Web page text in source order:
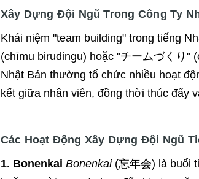
Xây Dựng Đội Ngũ Trong Công Ty
Khái niệm "team building" trong tiếng
(chīmu birudingu) hoặc "チームづくり"
Nhật Bản thường tổ chức nhiều hoạt
kết giữa nhân viên, đồng thời thúc đẩy
Các Hoạt Động Xây Dựng Đội Ngũ
1. Bonenkai Bonenkai(忘年会) là buổi